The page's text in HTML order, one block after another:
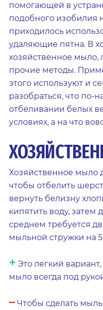
помогающей в
подобного изобилия
приходилось
удаляющие пятна. В
хозяйственное мыло,
прочие методы.
этого используют и
разобраться, что по-
отбеливании белых
условиях, а на что
Хозяйственное мыло
чтобы отбелить
вернуть белизну
кипятить воду, затем
среднем требуется
мыльной стружки на
+ Это легкий
мыло всегда под
– Чтобы сделать